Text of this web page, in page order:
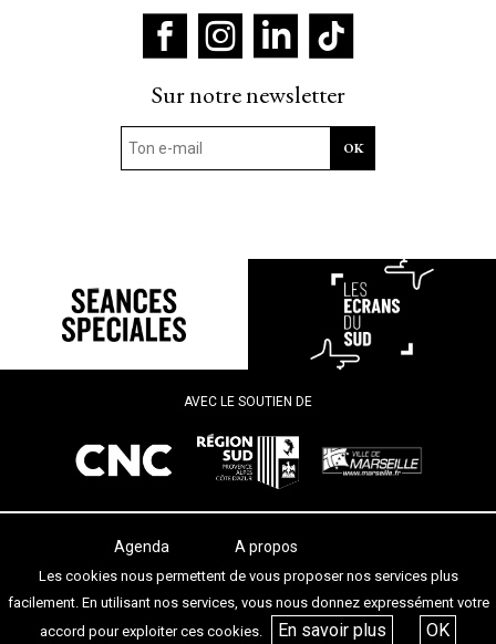
Sur notre newsletter
AVEC LE SOUTIEN DE
Agenda
Les salles
Les festivals
A propos
Termes et conditions
Les cookies nous permettent de vous proposer nos services plus
facilement. En utilisant nos services, vous nous donnez expressément votre
accord pour exploiter ces cookies.
En savoir plus OK